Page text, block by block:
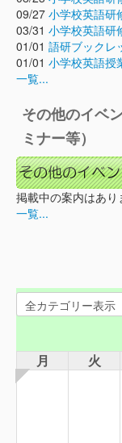
09/27 小学校英語
03/31 小学校英語
01/01 語研ブックレ
01/01 小学校英語授
一覧...
その他のイベ
ミナー等）
掲載中の案内はあり
一覧...
月 火